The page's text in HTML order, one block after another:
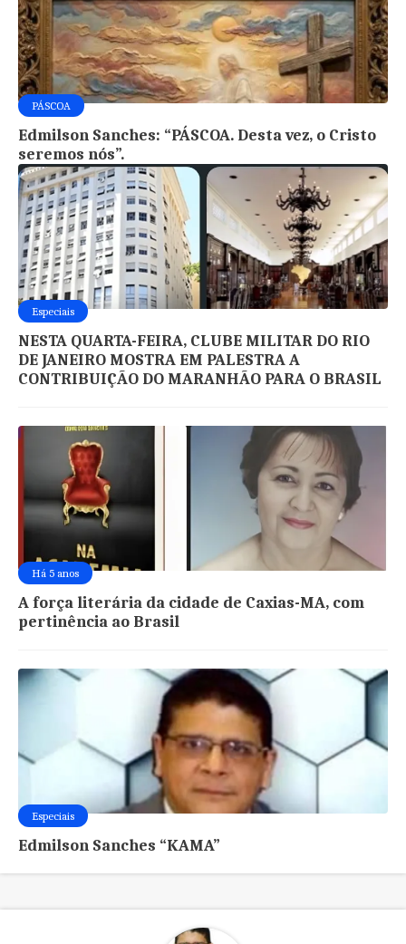
PÁSCOA
Edmilson Sanches: “PÁSCOA. Desta vez, o Cristo
seremos nós”.
Especiais
NESTA QUARTA-FEIRA, CLUBE MILITAR DO RIO
DE JANEIRO MOSTRA EM PALESTRA A
CONTRIBUIÇÃO DO MARANHÃO PARA O BRASIL
Há 5 anos
A força literária da cidade de Caxias-MA, com
pertinência ao Brasil
Especiais
Edmilson Sanches “KAMA”